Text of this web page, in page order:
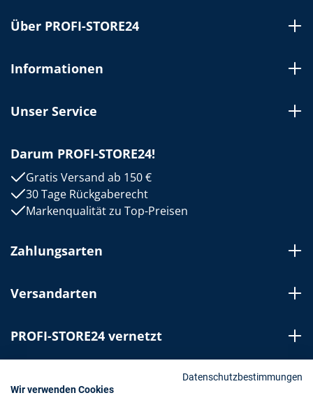
Datenschutzbestimmungen
Wir verwenden Cookies
Über PROFI-STORE24
Informationen
Unser Service
Darum PROFI-STORE24!
Gratis Versand ab 150 €
30 Tage Rückgaberecht
Markenqualität zu Top-Preisen
Zahlungsarten
Versandarten
PROFI-STORE24 vernetzt
Bestellung widerrufen